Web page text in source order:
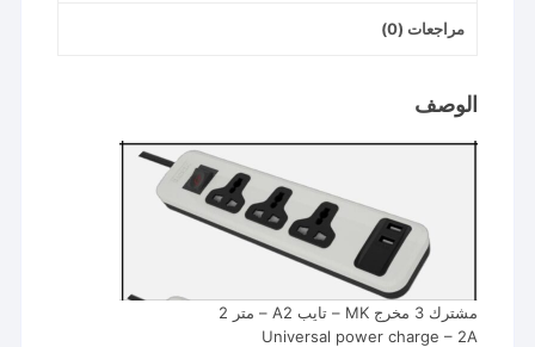
power
-
2A
مراجعات (0)
الوصف
مشترك 3 مخرج MK – تايب A2 – متر 2
Universal power charge – 2A